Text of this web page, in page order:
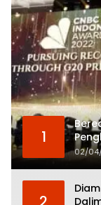
1
02/